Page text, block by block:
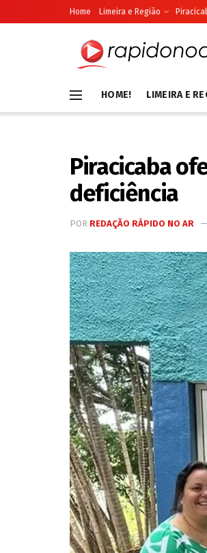
Home Limeira e Região
HOME! LIMEIRA E
Piracicaba
deficiência
POR REDAÇÃO RÁPIDO NO AR